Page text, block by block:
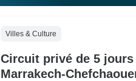
Villes & Culture
Circuit privé de 5 jours
Marrakech-